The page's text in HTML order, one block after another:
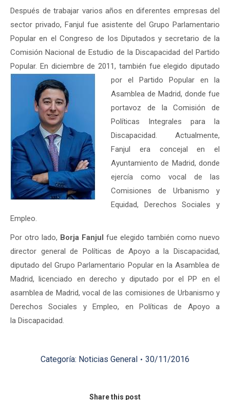
Después de trabajar varios años en diferentes empresas del
sector privado, Fanjul fue asistente del Grupo Parlamentario
Popular en el Congreso de los Diputados y secretario de la
Comisión Nacional de Estudio de la Discapacidad del Partido
Popular. En diciembre de 2011, también fue elegido diputado
por el Partido Popular en la
Asamblea de Madrid, donde fue
portavoz de la Comisión de
Políticas Integrales para la
Discapacidad. Actualmente,
Fanjul era concejal en el
Ayuntamiento de Madrid, donde
ejercía como vocal de las
Comisiones de Urbanismo y
Equidad, Derechos Sociales y
Empleo.
Por otro lado, Borja Fanjul fue elegido también como nuevo
director general de Políticas de Apoyo a la Discapacidad,
diputado del Grupo Parlamentario Popular en la Asamblea de
Madrid, licenciado en derecho y diputado por el PP en el
asamblea de Madrid, vocal de las comisiones de Urbanismo y
Derechos Sociales y Empleo, en Políticas de Apoyo a
la Discapacidad.
Categoría: Noticias General 30/11/2016
Share this post